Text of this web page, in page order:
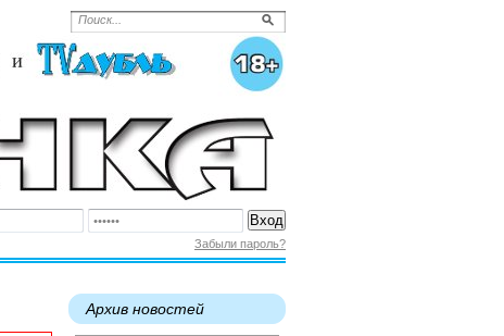
Забыли пароль?
Архив новостей